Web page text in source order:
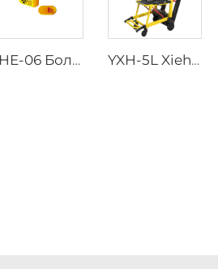
XHE-06 Больничный многоразовый контейнер для острых предметов YXH-5L Xiehe Скамья для лестницы с электроприводом Кресло для подъема по лестнице